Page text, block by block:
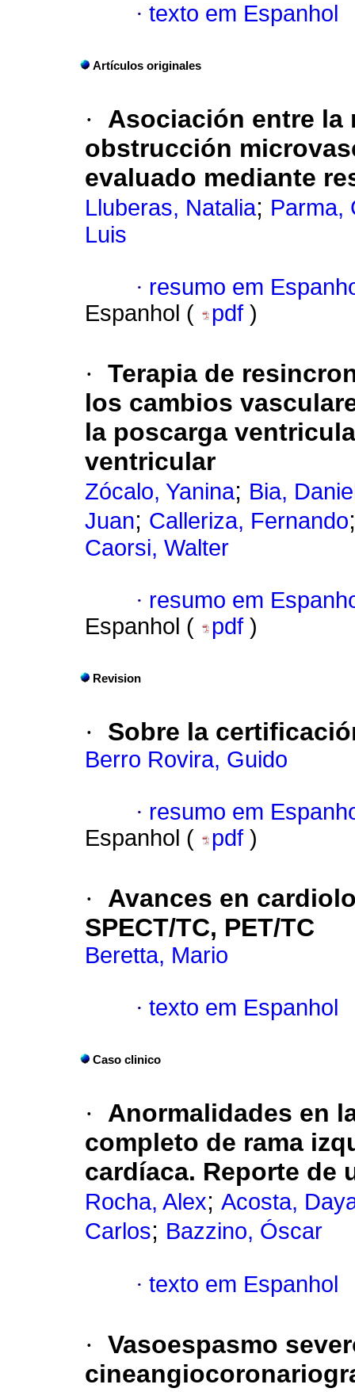
· texto em Espanhol
Artículos originales
·
Asociación entre la
obstrucción
evaluado mediante
Lluberas, Natalia; Parma,
Luis
· resumo em
Espanhol (
pdf )
· Terapia de
los cambios
la poscarga
ventricular
Zócalo, Yanina; Bia,
Juan; Calleriza, Fernando
Caorsi, Walter
· resumo em
Espanhol (
pdf )
Revision
· Sobre la
Berro Rovira, Guido
· resumo em
Espanhol (
pdf )
·
Avances en
SPECT/TC, PET/TC
Beretta, Mario
· texto em Espanhol
Caso clinico
·
Anormalidades en
completo de rama
cardíaca. Reporte de
Rocha, Alex; Acosta,
Carlos; Bazzino, Óscar
· texto em Espanhol
· Vasoespasmo